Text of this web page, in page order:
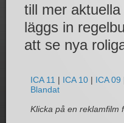
till mer
läggs in
att se nya
ICA 11 | ICA 10 | ICA 09
Blandat
Klicka på en reklamfilm